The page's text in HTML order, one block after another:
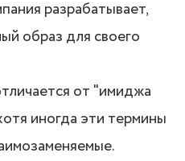
разрабатывает,
образ для своего
от "имиджа
иногда эти термины